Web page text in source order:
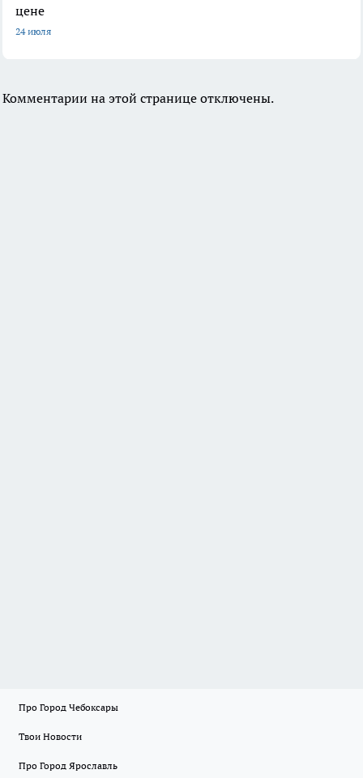
цене
24 июля
Комментарии на этой странице отключены.
Про Город Чебоксары
Твои Новости
Про Город Ярославль